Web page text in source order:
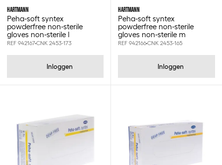
L
HARTMANN
Peha-soft syntex
powderfree non-sterile
gloves non-sterile l
REF 942167CNK 2453-173
Inloggen
HARTMANN
Peha-soft syntex
powderfree non-sterile
gloves non-sterile m
REF 942166CNK 2453-165
Inloggen